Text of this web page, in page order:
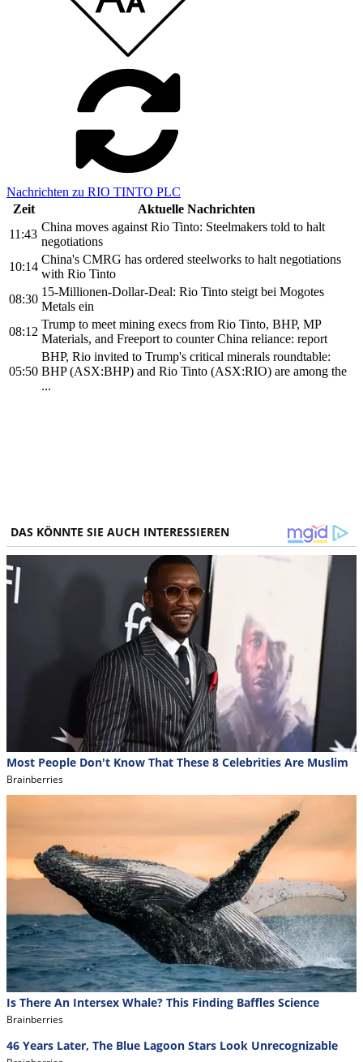
Nachrichten zu RIO TINTO PLC
Zeit
Aktuelle Nachrichten
11:43
China moves against Rio Tinto: Steelmakers told to halt
negotiations
10:14
China's CMRG has ordered steelworks to halt negotiations
with Rio Tinto
08:30
15-Millionen-Dollar-Deal: Rio Tinto steigt bei Mogotes
Metals ein
08:12
Trump to meet mining execs from Rio Tinto, BHP, MP
Materials, and Freeport to counter China reliance: report
05:50
BHP, Rio invited to Trump's critical minerals roundtable:
BHP (ASX:BHP) and Rio Tinto (ASX:RIO) are among the
...